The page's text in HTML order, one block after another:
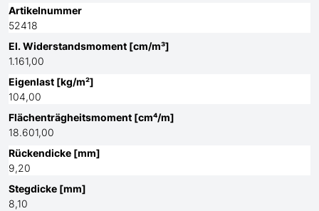
Artikelnummer
52418
El. Widerstandsmoment [cm/m³]
1.161,00
Eigenlast [kg/m²]
104,00
Flächenträgheitsmoment [cm⁴/m]
18.601,00
Rückendicke [mm]
9,20
Stegdicke [mm]
8,10